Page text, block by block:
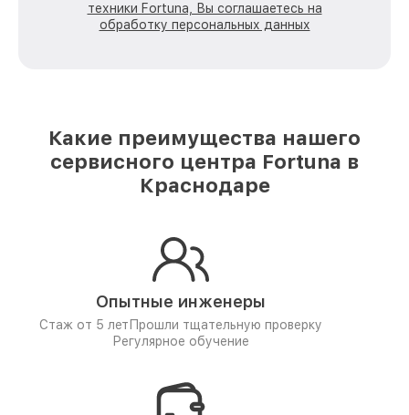
техники Fortuna, Вы соглашаетесь на
обработку персональных данных
Какие преимущества нашего
сервисного центра Fortuna в
Краснодаре
Опытные инженеры
Стаж от 5 лет Прошли тщательную проверку
Регулярное обучение